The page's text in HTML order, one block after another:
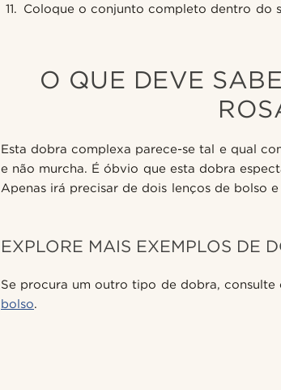
Coloque o conjunto completo dentro do
O QUE DEVE
Esta dobra complexa parece-se tal e qual
e não murcha. É óbvio que esta dobra
Apenas irá precisar de dois lenços de bolso
EXPLORE MAIS EXEMPLOS DE
Se procura um outro tipo de dobra, consulte
bolso.